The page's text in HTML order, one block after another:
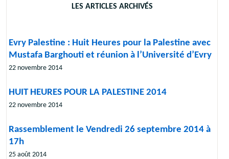
LES ARTICLES ARCHIVÉS
Evry Palestine : Huit Heures pour la Palestine avec
Mustafa Barghouti et réunion à l’Université d’Evry
22 novembre 2014
HUIT HEURES POUR LA PALESTINE 2014
22 novembre 2014
Rassemblement le Vendredi 26 septembre 2014 à
17h
25 août 2014